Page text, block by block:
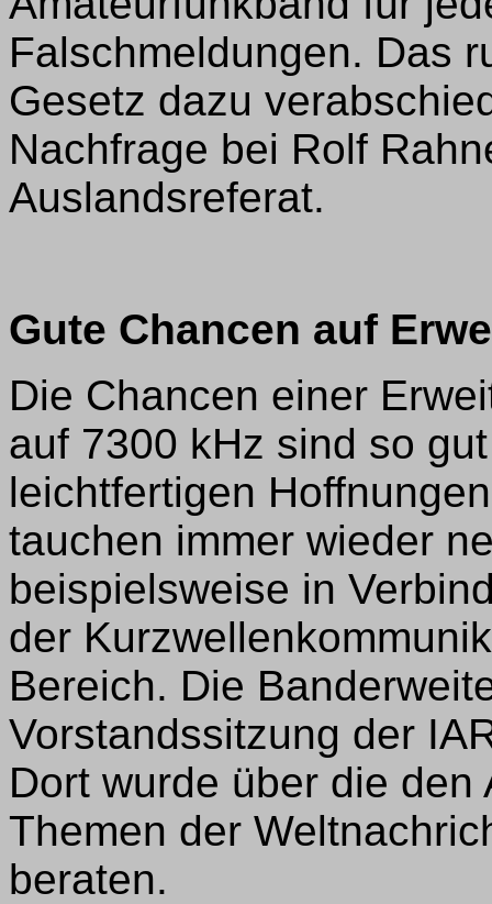
Falschmeldungen. Das
Gesetz dazu
Nachfrage bei Rolf
Auslandsreferat.
Gute Chancen auf
Die Chancen einer
auf 7300 kHz sind so
leichtfertigen
tauchen immer wieder
beispielsweise in
der
Bereich. Die
Vorstandssitzung der
Dort wurde über die
Themen der
beraten.